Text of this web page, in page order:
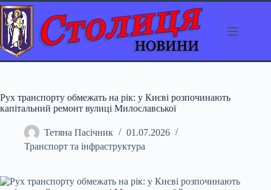
Перейти
до
вмісту
Рух транспорту обмежать на рік: у Києві розпочинають
капітальний ремонт вулиці Милославської
Тетяна Пасічник
01.07.2026
Транспорт та інфраструктура